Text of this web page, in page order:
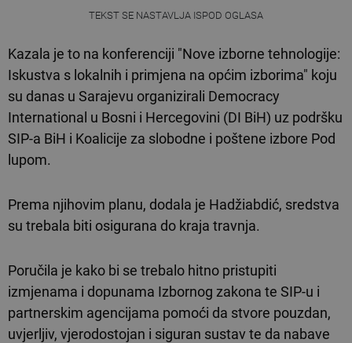
TEKST SE NASTAVLJA ISPOD OGLASA
Kazala je to na konferenciji "Nove izborne tehnologije:
Iskustva s lokalnih i primjena na općim izborima" koju
su danas u Sarajevu organizirali Democracy
International u Bosni i Hercegovini (DI BiH) uz podršku
SIP-a BiH i Koalicije za slobodne i poštene izbore Pod
lupom.
Prema njihovim planu, dodala je Hadžiabdić, sredstva
su trebala biti osigurana do kraja travnja.
Poručila je kako bi se trebalo hitno pristupiti
izmjenama i dopunama Izbornog zakona te SIP-u i
partnerskim agencijama pomoći da stvore pouzdan,
uvjerljiv, vjerodostojan i siguran sustav te da nabave